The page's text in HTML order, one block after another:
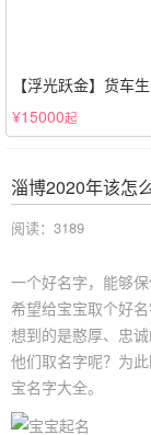
【浮光跃金】货车
·经典白色系
¥15000起
淄博2020年该怎
阅读：3189
一个好名字，能够
希望给宝宝取个好
想到的是憨厚、忠
他们取名字呢？为
宝名字大全。